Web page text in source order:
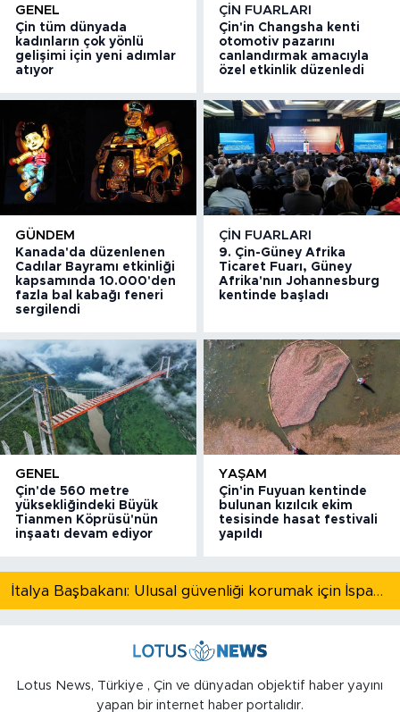
GENEL
Çin tüm dünyada
kadınların çok yönlü
gelişimi için yeni adımlar
atıyor
ÇIN FUARLARI
Çin'in Changsha kenti
otomotiv pazarını
canlandırmak amacıyla
özel etkinlik düzenledi
GÜNDEM
Kanada'da düzenlenen
Cadılar Bayramı etkinliği
kapsamında 10.000'den
fazla bal kabağı feneri
sergilendi
ÇIN FUARLARI
9. Çin-Güney Afrika
Ticaret Fuarı, Güney
Afrika'nın Johannesburg
kentinde başladı
GENEL
Çin'de 560 metre
yüksekliğindeki Büyük
Tianmen Köprüsü'nün
inşaatı devam ediyor
YAŞAM
Çin'in Fuyuan kentinde
bulunan kızılcık ekim
tesisinde hasat festivali
yapıldı
İtalya Başbakanı: Ulusal güvenliği korumak için İspanya ile Schengen kapsamındaki serbest dolaşımı askıya alıyoruz
Lotus News, Türkiye , Çin ve dünyadan objektif haber yayını
yapan bir internet haber portalıdır.